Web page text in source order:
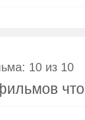
10 из 10